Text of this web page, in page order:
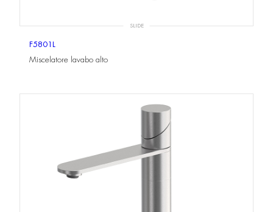
SLIDE
F5801L
Miscelatore lavabo alto